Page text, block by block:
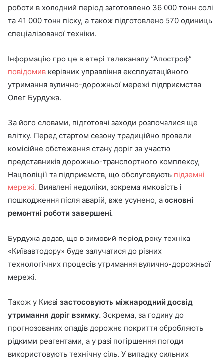
роботи в холодний період заготовлено 36 000 тонн солі
та 41 000 тонн піску, а також підготовлено 570 одиниць
спеціалізованої техніки.
Інформацію про це в етері телеканалу “Апостроф”
повідомив керівник управління експлуатаційного
утримання вулично-дорожньої мережі підприємства
Олег Бурдужа.
За його словами, підготовчі заходи розпочалися ще
влітку. Перед стартом сезону традиційно провели
комісійне обстеження стану доріг за участю
представників дорожньо-транспортного комплексу,
Нацполіції та підприємств, що обслуговують підземні
мережі. Виявлені недоліки, зокрема ямковість і
пошкодження після аварій, вже усунено, а основні
ремонтні роботи завершені.
Бурдужа додав, що в зимовий період року техніка
«Київавтодору» буде залучатися до різних
технологічних процесів утримання вулично-дорожньої
мережі.
Також у Києві застосовують міжнародний досвід
утримання доріг взимку. Зокрема, за годину до
прогнозованих опадів дорожнє покриття обробляють
рідкими реагентами, а у разі погіршення погоди
використовують технічну сіль. У випадку сильних